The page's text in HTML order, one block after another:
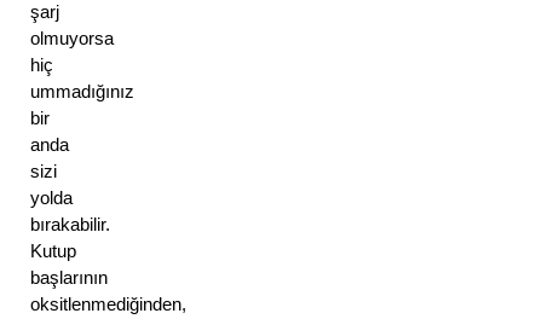
şarj
olmuyorsa
hiç
ummadığınız
bir
anda
sizi
yolda
bırakabilir.
Kutup
başlarının
oksitlenmediğinden,